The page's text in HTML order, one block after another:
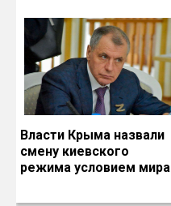
Власти Крыма назвали
смену киевского
режима условием мира